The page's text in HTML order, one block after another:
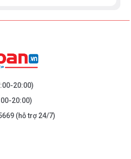
20:00)
20:00)
(hỗ trợ 24/7)